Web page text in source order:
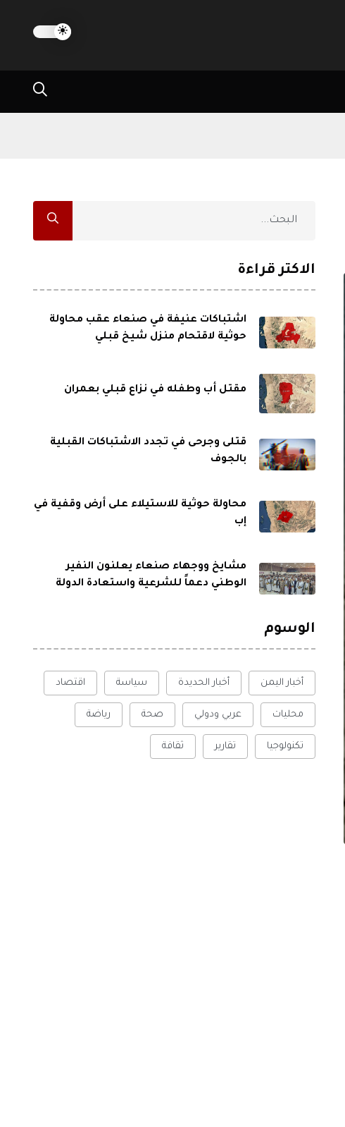
الاكثر قراءة
اشتباكات عنيفة في صنعاء عقب محاولة
حوثية لاقتحام منزل شيخ قبلي
مقتل أب وطفله في نزاع قبلي بعمران
قتلى وجرحى في تجدد الاشتباكات القبلية
بالجوف
محاولة حوثية للاستيلاء على أرض وقفية في
إب
مشايخ ووجهاء صنعاء يعلنون النفير
الوطني دعماً للشرعية واستعادة الدولة
الوسوم
أخبار اليمن أخبار الحديدة سياسة اقتصاد
محليات عربي ودولي صحة رياضة
تكنولوجيا تقارير ثقافة